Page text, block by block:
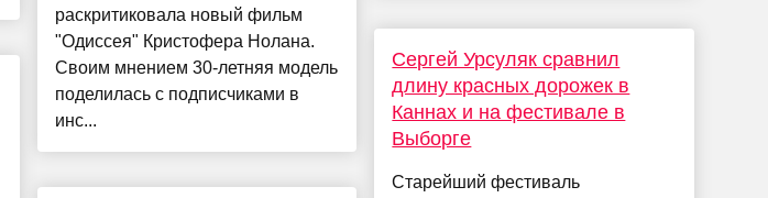
раскритиковала новый фильм
"Одиссея" Кристофера Нолана.
Своим мнением 30-летняя модель
поделилась с подписчиками в
инс...
Сергей Урсуляк сравнил
длину красных дорожек в
Каннах и на фестивале в
Выборге
Старейший фестиваль